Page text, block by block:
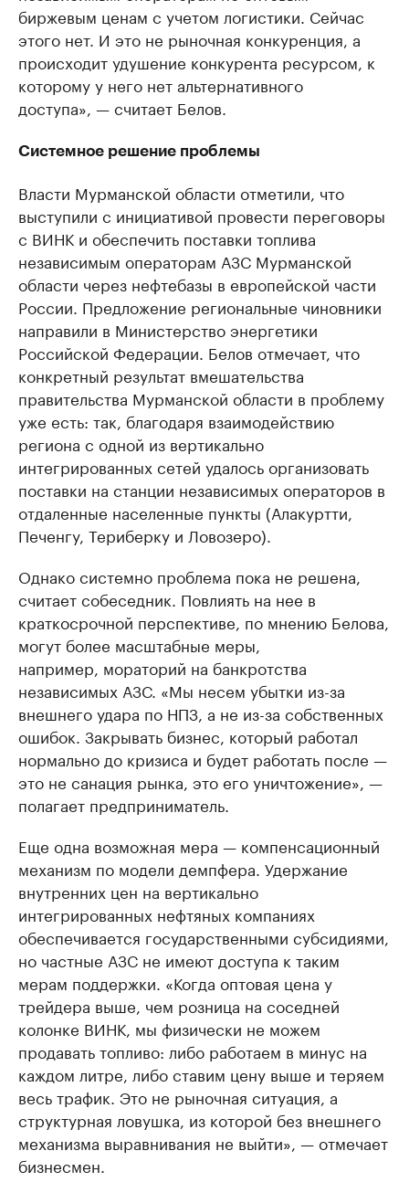
биржевым ценам с учетом логистики. Сейчас
этого нет. И это не рыночная конкуренция, а
происходит удушение конкурента ресурсом, к
которому у него нет альтернативного
доступа», — считает Белов.
Системное решение проблемы
Власти Мурманской области отметили, что
выступили с инициативой провести переговоры
с ВИНК и обеспечить поставки топлива
независимым операторам АЗС Мурманской
области через нефтебазы в европейской части
России. Предложение региональные чиновники
направили в Министерство энергетики
Российской Федерации. Белов отмечает, что
конкретный результат вмешательства
правительства Мурманской области в проблему
уже есть: так, благодаря взаимодействию
региона с одной из вертикально
интегрированных сетей удалось организовать
поставки на станции независимых операторов в
отдаленные населенные пункты (Алакуртти,
Печенгу, Териберку и Ловозеро).
Однако системно проблема пока не решена,
считает собеседник. Повлиять на нее в
краткосрочной перспективе, по мнению Белова,
могут более масштабные меры,
например, мораторий на банкротства
независимых АЗС. «Мы несем убытки из-за
внешнего удара по НПЗ, а не из-за собственных
ошибок. Закрывать бизнес, который работал
нормально до кризиса и будет работать после —
это не санация рынка, это его уничтожение», —
полагает предприниматель.
Еще одна возможная мера — компенсационный
механизм по модели демпфера. Удержание
внутренних цен на вертикально
интегрированных нефтяных компаниях
обеспечивается государственными субсидиями,
но частные АЗС не имеют доступа к таким
мерам поддержки. «Когда оптовая цена у
трейдера выше, чем розница на соседней
колонке ВИНК, мы физически не можем
продавать топливо: либо работаем в минус на
каждом литре, либо ставим цену выше и теряем
весь трафик. Это не рыночная ситуация, а
структурная ловушка, из которой без внешнего
механизма выравнивания не выйти», — отмечает
бизнесмен.